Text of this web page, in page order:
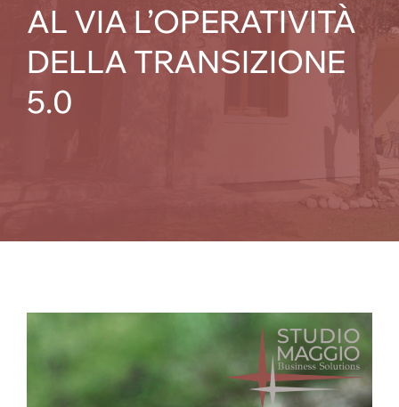
AL VIA L’OPERATIVITÀ
DELLA TRANSIZIONE
5.0